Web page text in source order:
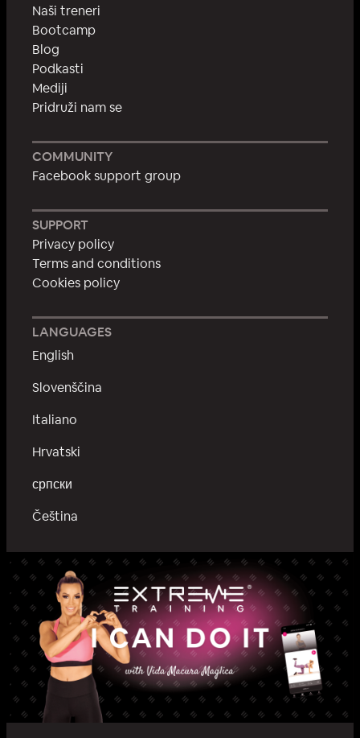
Naši treneri
Bootcamp
Blog
Podkasti
Mediji
Pridruži nam se
COMMUNITY
Facebook support group
SUPPORT
Privacy policy
Terms and conditions
Cookies policy
LANGUAGES
English
Slovenščina
Italiano
Hrvatski
српски
Čeština